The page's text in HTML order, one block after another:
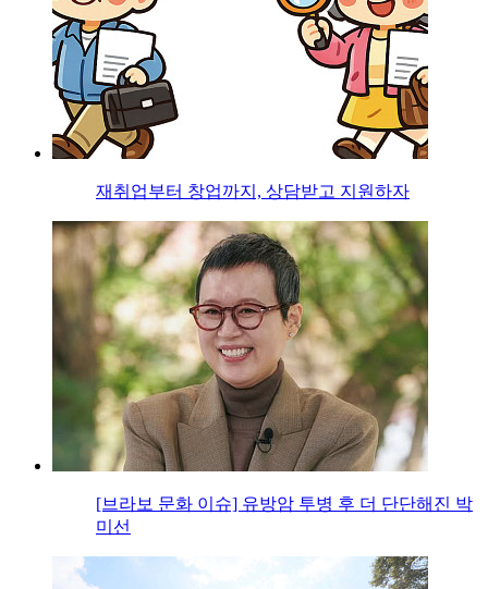
재취업부터 창업까지, 상담받고 지원하자
[브라보 문화 이슈] 유방암 투병 후 더 단단해진 박
미선